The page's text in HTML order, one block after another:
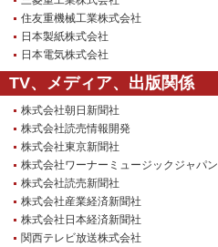
住友重機械工業株式会社
日本製紙株式会社
日本電気株式会社
TV、メディア、出版関係
株式会社朝日新聞社
株式会社読売情報開発
株式会社東京新聞社
株式会社ワーナーミュージックジャパン
株式会社読売新聞社
株式会社産業経済新聞社
株式会社日本経済新聞社
関西テレビ放送株式会社